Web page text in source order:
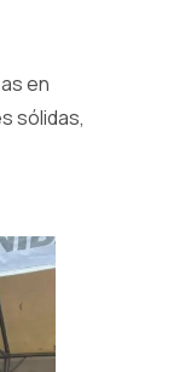
en
sólidas,